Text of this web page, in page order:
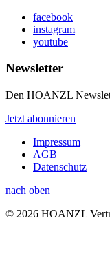
facebook
instagram
youtube
Newsletter
Den HOANZL
Jetzt abonnieren
Impressum
AGB
Datenschutz
nach oben
© 2026 HOANZL